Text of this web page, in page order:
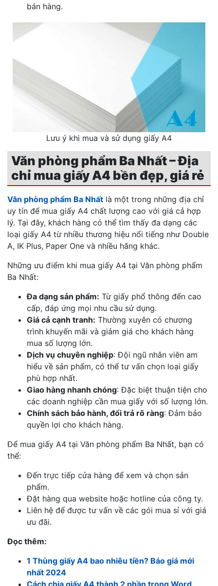
bán hàng.
Lưu ý khi mua và sử dụng giấy A4
Văn phòng phẩm Ba Nhất – Địa
chỉ mua giấy A4 bền đẹp, giá rẻ
Văn phòng phẩm Ba Nhất là một trong những địa chỉ
uy tín để mua giấy A4 chất lượng cao với giá cả hợp
lý. Tại đây, khách hàng có thể tìm thấy đa dạng các
loại giấy A4 từ nhiều thương hiệu nổi tiếng như Double
A, IK Plus, Paper One và nhiều hãng khác.
Những ưu điểm khi mua giấy A4 tại Văn phòng phẩm
Ba Nhất:
Đa dạng sản phẩm: Từ giấy phổ thông đến cao
cấp, đáp ứng mọi nhu cầu sử dụng.
Giá cả cạnh tranh: Thường xuyên có chương
trình khuyến mãi và giảm giá cho khách hàng
mua số lượng lớn.
Dịch vụ chuyên nghiệp: Đội ngũ nhân viên am
hiểu về sản phẩm, có thể tư vấn chọn loại giấy
phù hợp nhất.
Giao hàng nhanh chóng: Đặc biệt thuận tiện cho
các doanh nghiệp cần mua giấy với số lượng lớn.
Chính sách bảo hành, đổi trả rõ ràng: Đảm bảo
quyền lợi cho khách hàng.
Để mua giấy A4 tại Văn phòng phẩm Ba Nhất, bạn có
thể:
Đến trực tiếp cửa hàng để xem và chọn sản
phẩm.
Đặt hàng qua website hoặc hotline của công ty.
Liên hệ để được tư vấn về các gói mua sỉ với giá
ưu đãi.
Đọc thêm:
1 Thùng giấy A4 bao nhiêu tiền? Báo giá mới
nhất 2024
Cách chia giấy A4 thành 2 phần trong Word